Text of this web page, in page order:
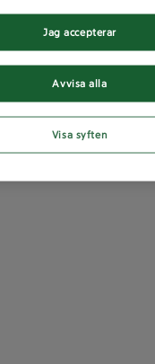
Avvisa alla
Jag accepterar
Visa syften